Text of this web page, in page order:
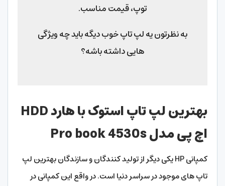
توپ، قیمت مناسب.
به نظرتون یه لپ تاپ خوب دیگه باید چه ویژگی
هایی داشته باشه؟
بهترین لپ تاپ استوک با هارد HDD
اچ پی مدل Pro book 4530s
کمپانی HP یکی دیگر از تولید کنندگان و سازندگان بهترین لپ
تاپ های موجود در سراسر دنیا است. در واقع این کمپانی در